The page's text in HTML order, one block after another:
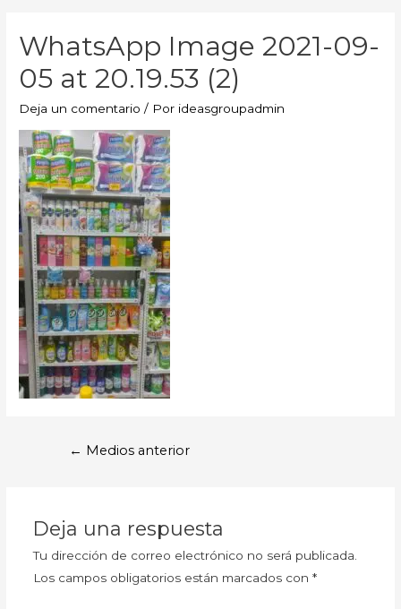
WhatsApp Image 2021-09-
05 at 20.19.53 (2)
Deja un comentario / Por ideasgroupadmin
← Medios anterior
Deja una respuesta
Tu dirección de correo electrónico no será publicada.
Los campos obligatorios están marcados con *